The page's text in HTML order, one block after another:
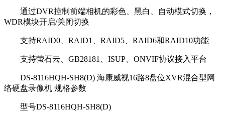
通过DVR控制前端相机的彩色、黑白、自动模式切换，
WDR模块开启/关闭切换
支持RAID0、RAID1、RAID5、RAID6和RAID10功能
支持萤石云、GB28181、ISUP、ONVIF协议接入平台
DS-8116HQH-SH8(D) 海康威视16路8盘位XVR混合型网
络硬盘录像机 规格参数
型号DS-8116HQH-SH8(D)